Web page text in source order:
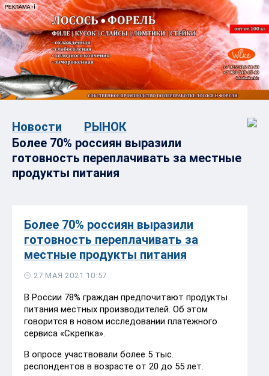
Новости
РЫНОК
Более 70% россиян выразили
готовность переплачивать за местные
продукты питания
Более 70% россиян выразили
готовность переплачивать за
местные продукты питания
27 МАЯ 2021 10:57
В России 78% граждан предпочитают продукты
питания местных производителей. Об этом
говорится в новом исследовании платежного
сервиса «Скрепка».
В опросе участвовали более 5 тыс.
респондентов в возрасте от 20 до 55 лет.